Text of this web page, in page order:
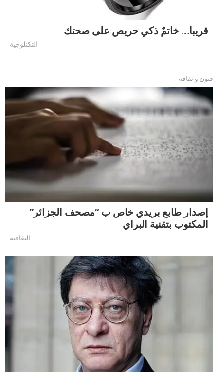
قريبا… خاتمٌ ذكي حريص على صحتك
التكنلوجية
فنون و ثقافة
إصدار طابع بريدي خاص ب “مصحف الجزائر”
المكتوب بتقنية البراي
التقافية